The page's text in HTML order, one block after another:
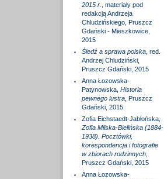
2015 r.
, materiały pod
redakcją Andrzeja
Chludzińskiego, Pruszcz
Gdański - Mieszkowice,
2015
Śledź a sprawa polska, red.
Andrzej Chludziński,
Pruszcz Gdański, 2015
Anna Łozowska-
Patynowska, Historia
pewnego lustra, Pruszcz
Gdański, 2015
Zofia Eichstaedt-Jabłońska,
Zofia Milska-Bielińska (1884-
1938). Pocztówki,
korespondencja i fotografie
w zbiorach rodzinnych,
Pruszcz Gdański, 2015
Anna Łozowska-